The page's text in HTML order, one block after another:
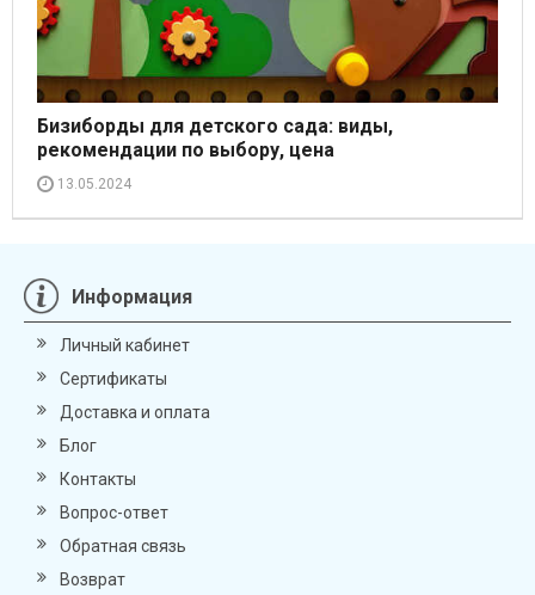
Бизиборды для детского сада: виды,
рекомендации по выбору, цена
13.05.2024
Информация
Личный кабинет
Сертификаты
Доставка и оплата
Блог
Контакты
Вопрос-ответ
Обратная связь
Возврат